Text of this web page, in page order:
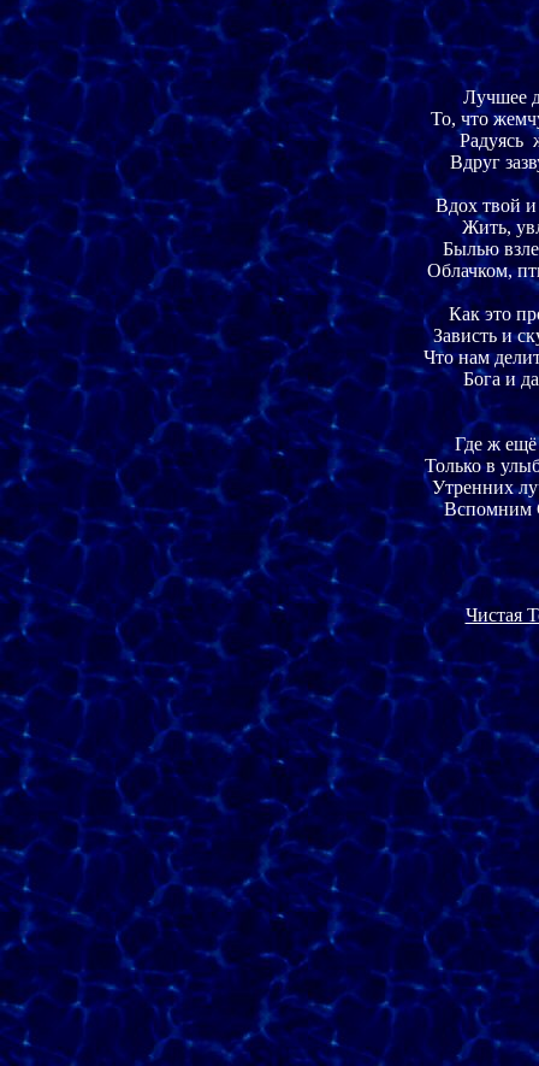
Лучшее
То, что
Радуясь
Вдруг
Вдох твой и
Жить,
Былью
Облачком,
Как это
Зависть и
Что нам
Бога и
Где ж ещё
Только в
Утренних
Вспомним
Чистая